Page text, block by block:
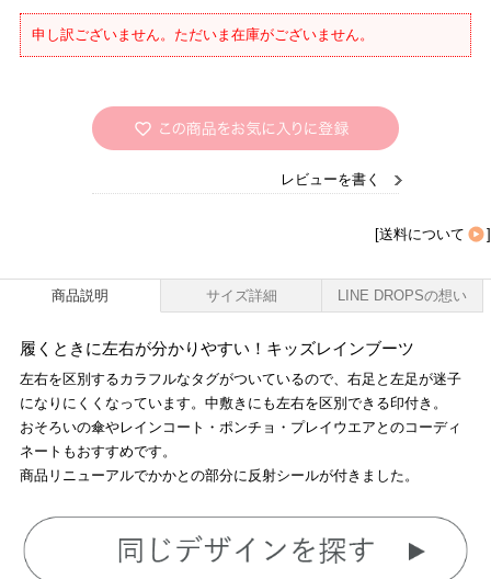
申し訳ございません。ただいま在庫がございません。
レビューを書く
[送料について ]
商品説明 サイズ詳細 LINE DROPSの想い
履くときに左右が分かりやすい！キッズレインブーツ
左右を区別するカラフルなタグがついているので、右足と左足が迷子
になりにくくなっています。中敷きにも左右を区別できる印付き。
おそろいの傘やレインコート・ポンチョ・プレイウエアとのコーディ
ネートもおすすめです。
商品リニューアルでかかとの部分に反射シールが付きました。